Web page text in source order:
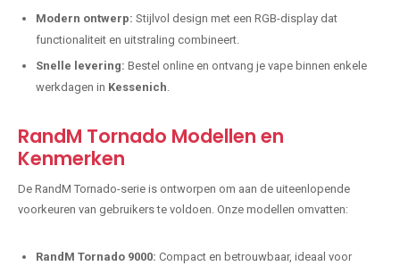
Modern ontwerp: Stijlvol design met een RGB-display dat
functionaliteit en uitstraling combineert.
Snelle levering: Bestel online en ontvang je vape binnen enkele
werkdagen in Kessenich
RandM Tornado Modellen en
Kenmerken
De RandM Tornado-serie is ontworpen om aan de uiteenlopende
voorkeuren van gebruikers te voldoen. Onze modellen omvatten:
RandM Tornado 9000: Compact en betrouwbaar, ideaal voor